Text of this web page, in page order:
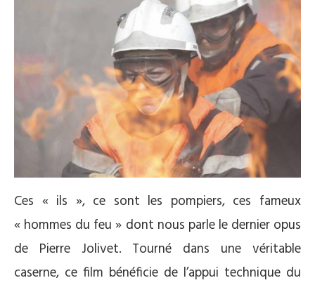
Ces « ils », ce sont les pompiers, ces fameux
« hommes du feu » dont nous parle le dernier opus
de Pierre Jolivet. Tourné dans une véritable
caserne, ce film bénéficie de l’appui technique du